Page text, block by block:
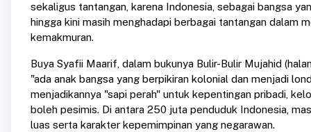
sekaligus tantangan, karena Indonesia, sebagai bangsa
hingga kini masih menghadapi berbagai tantangan dalam
kemakmuran.
Buya Syafii Maarif, dalam bukunya Bulir-Bulir Mujahid
"ada anak bangsa yang berpikiran kolonial dan menjadi
menjadikannya "sapi perah" untuk kepentingan pribadi,
boleh pesimis. Di antara 250 juta penduduk Indonesia,
luas serta karakter kepemimpinan yang negarawan.